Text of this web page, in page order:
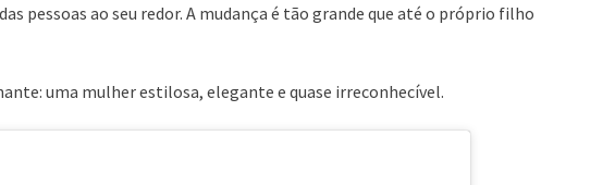
pessoas ao seu redor. A mudança é tão grande que até o próprio filho
uma mulher estilosa, elegante e quase irreconhecível.